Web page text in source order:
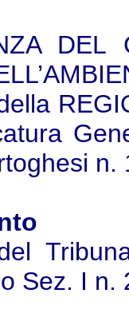
DEL
n.
Sez. I n.